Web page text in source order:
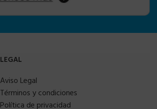
LEGAL
Aviso Legal
Términos y condiciones
Política de privacidad